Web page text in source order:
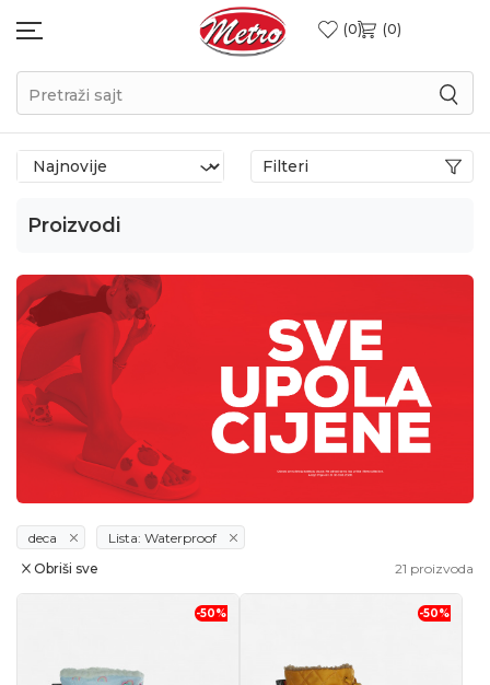
0 0
Pretraži sajt
Proizvodi
Filteri
deca
Lista: Waterproof
21 proizvoda
Obriši sve
-50% -50%